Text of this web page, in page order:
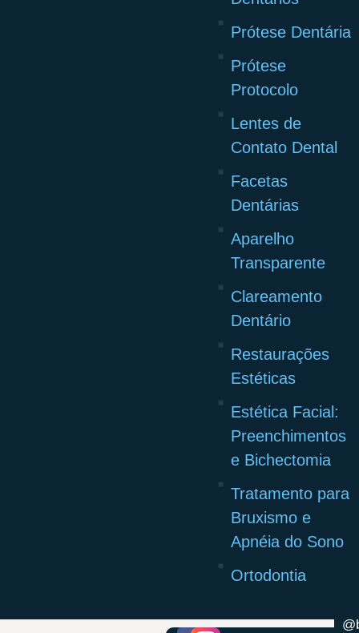
Prótese Dentária
Prótese
Protocolo
Lentes de
Contato Dental
Facetas
Dentárias
Aparelho
Transparente
Clareamento
Dentário
Restaurações
Estéticas
Estética Facial:
Preenchimentos
e Bichectomia
Tratamento para
Bruxismo e
Apnéia do Sono
Ortodontia